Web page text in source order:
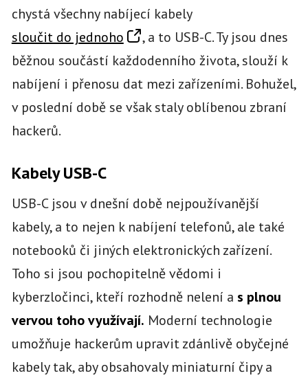
chystá všechny nabíjecí kabely
sloučit do jednoho
, a to USB-C. Ty jsou dnes
běžnou součástí každodenního života, slouží k
nabíjení i přenosu dat mezi zařízeními. Bohužel,
v poslední době se však staly oblíbenou zbraní
hackerů.
Kabely USB-C
USB-C jsou v dnešní době nejpoužívanější
kabely, a to nejen k nabíjení telefonů, ale také
notebooků či jiných elektronických zařízení.
Toho si jsou pochopitelně vědomi i
kyberzločinci, kteří rozhodně nelení a s plnou
vervou toho využívají. Moderní technologie
umožňuje hackerům upravit zdánlivě obyčejné
kabely tak, aby obsahovaly miniaturní čipy a